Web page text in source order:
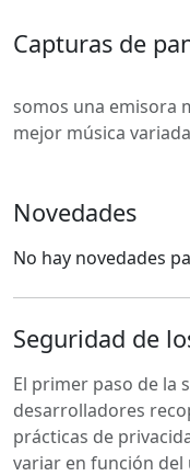
Capturas de
somos una emisora
mejor música
Novedades
No hay novedades
Seguridad de
El primer paso de la
desarrolladores
prácticas de
variar en función del